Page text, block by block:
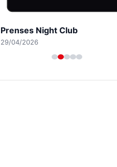
Prenses Night Club
29/04/2026